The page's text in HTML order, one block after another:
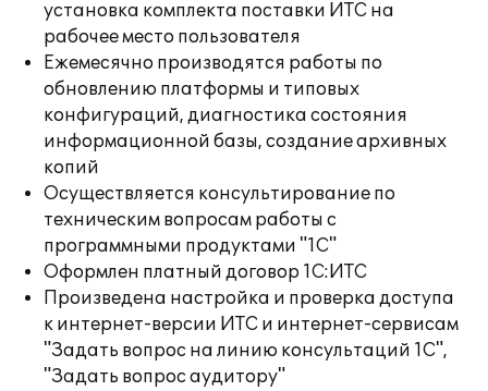
установка комплекта поставки ИТС на
рабочее место пользователя
Ежемесячно производятся работы по
обновлению платформы и типовых
конфигураций, диагностика состояния
информационной базы, создание архивных
копий
Осуществляется консультирование по
техническим вопросам работы с
программными продуктами "1С"
Оформлен платный договор 1С:ИТС
Произведена настройка и проверка доступа
к интернет-версии ИТС и интернет-сервисам
"Задать вопрос на линию консультаций 1С",
"Задать вопрос аудитору"